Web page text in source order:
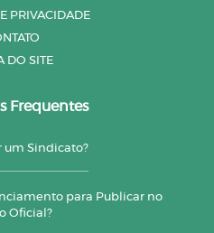
PRIVACIDADE
DO SITE
Frequentes
um Sindicato?
para Publicar no
Oficial?